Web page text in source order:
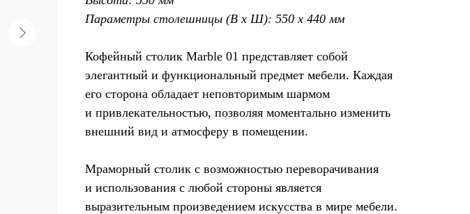
Параметры столешницы (В х Ш): 550 х 440 мм
Кофейный столик Marble 01 представляет собой
элегантный и функциональный предмет мебели. Каждая
его сторона обладает неповторимым шармом
и привлекательностью, позволяя моментально изменить
внешний вид и атмосферу в помещении.
Мраморный столик с возможностью переворачивания
и использования с любой стороны является
выразительным произведением искусства в мире мебели.